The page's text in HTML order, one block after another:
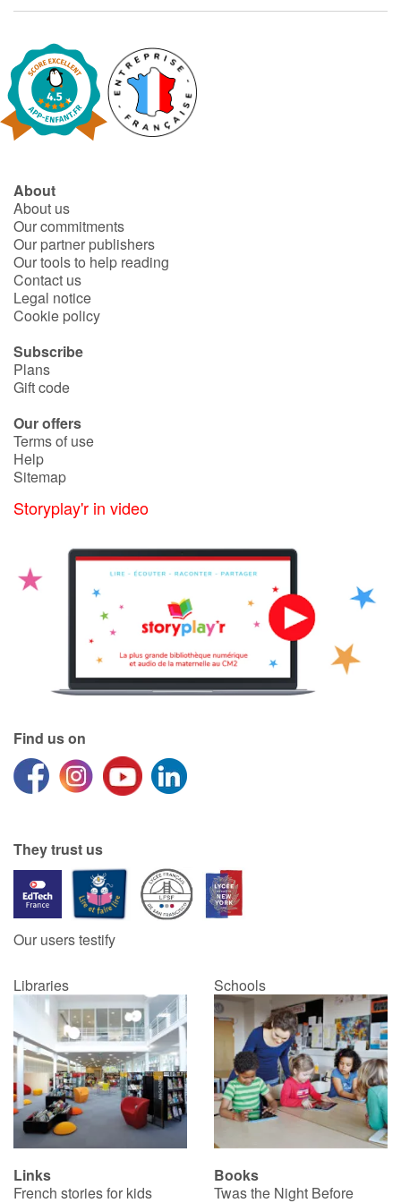
Fable, myth, literature and poetry
Princesses and princes, kings, queens and dragons
Ogres, monsters and witches
Heroines and Heroes
Ecology, nature, seasons
The animals
Travel, epic, investigation, adventure
Around the world
Learning
Documentaries
At school
Festivals and events
Love and friendship
Emotions and feelings
Formats and illustrations
Catalogue anglais
Contraste +
Help
Home
Family
Schools
Libraries
Videos & Tutorials
About
About us
Our commitments
Our partner publishers
Our tools to help reading
Contact us
Legal notice
Cookie policy
Subscribe
Plans
Gift code
Our offers
Terms of use
Help
Sitemap
Storyplay'r in video
Find us on
They trust us
Our users testify
Libraries Schools
Links
French stories for kids
Books
Twas the Night Before